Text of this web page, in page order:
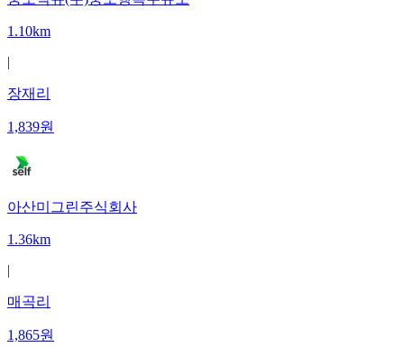
1.10km
|
장재리
1,839원
아산미그린주식회사
1.36km
|
매곡리
1,865원